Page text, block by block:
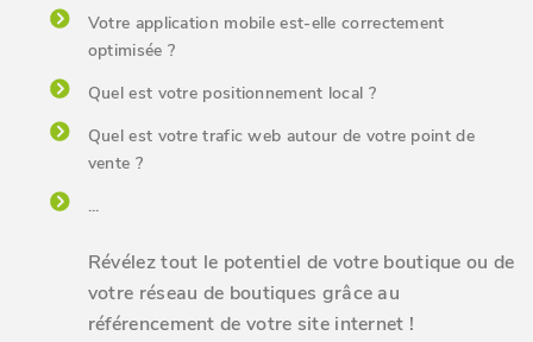
Votre application mobile est-elle correctement
optimisée ?
Quel est votre positionnement local ?
Quel est votre trafic web autour de votre point de
vente ?
...
Révélez tout le potentiel de votre boutique ou de
votre réseau de boutiques grâce au
référencement de votre site internet !